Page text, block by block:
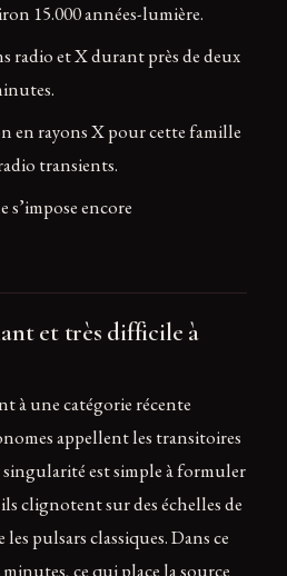
15.000 années-lumière.
radio et X durant près de deux
en rayons X pour cette famille
transients.
encore
et très difficile à
à une catégorie récente
appellent les transitoires
est simple à formuler
clignotent sur des échelles de
pulsars classiques. Dans ce
ce qui place la source